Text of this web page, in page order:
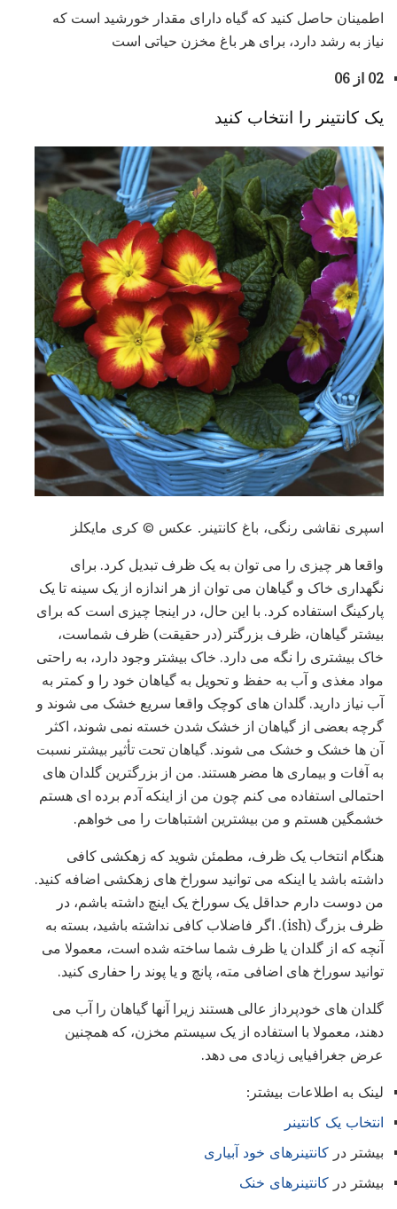
اطمینان حاصل کنید که گیاه دارای مقدار خورشید است که
نیاز به رشد دارد، برای هر باغ مخزن حیاتی است
02 از 06
یک کانتینر را انتخاب کنید
اسپری نقاشی رنگی، باغ کانتینر. عکس © کری مایکلز
واقعا هر چیزی را می توان به یک ظرف تبدیل کرد. برای
نگهداری خاک و گیاهان می توان از هر اندازه از یک سینه تا یک
پارکینگ استفاده کرد. با این حال، در اینجا چیزی است که برای
بیشتر گیاهان، ظرف بزرگتر (در حقیقت) ظرف شماست،
خاک بیشتری را نگه می دارد. خاک بیشتر وجود دارد، به راحتی
مواد مغذی و آب به حفظ و تحویل به گیاهان خود را و کمتر به
آب نیاز دارید. گلدان های کوچک واقعا سریع خشک می شوند و
گرچه بعضی از گیاهان از خشک شدن خسته نمی شوند، اکثر
آن ها خشک و خشک می شوند. گیاهان تحت تأثیر بیشتر نسبت
به آفات و بیماری ها مضر هستند. من از بزرگترین گلدان های
احتمالی استفاده می کنم چون من از اینکه آدم برده ای هستم
خشمگین هستم و من بیشترین اشتباهات را می خواهم.
هنگام انتخاب یک ظرف، مطمئن شوید که زهکشی کافی
داشته باشد یا اینکه می توانید سوراخ های زهکشی اضافه کنید.
من دوست دارم حداقل یک سوراخ یک اینچ داشته باشم، در
ظرف بزرگ (ish). اگر فاضلاب کافی نداشته باشید، بسته به
آنچه که از گلدان یا ظرف شما ساخته شده است، معمولا می
توانید سوراخ های اضافی مته، پانچ و یا پوند را حفاری کنید.
گلدان های خودپرداز عالی هستند زیرا آنها گیاهان را آب می
دهند، معمولا با استفاده از یک سیستم مخزن، که همچنین
عرض جغرافیایی زیادی می دهد.
لینک به اطلاعات بیشتر:
انتخاب یک کانتینر
بیشتر در کانتینرهای خود آبیاری
بیشتر در کانتینرهای خنک